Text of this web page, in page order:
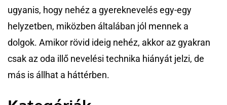
ugyanis, hogy nehéz a gyereknevelés egy-egy
helyzetben, miközben általában jól mennek a
dolgok. Amikor rövid ideig nehéz, akkor az gyakran
csak az oda illő nevelési technika hiányát jelzi, de
más is állhat a háttérben.